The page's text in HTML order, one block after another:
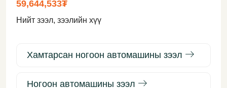
59,644,533₮
Нийт зээл, зээлийн хүү
Хамтарсан ногоон автомашины зээл
Ногоон автомашины зээл